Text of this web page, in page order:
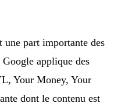
une part importante des
applique des
Your Money, Your
dont le contenu est